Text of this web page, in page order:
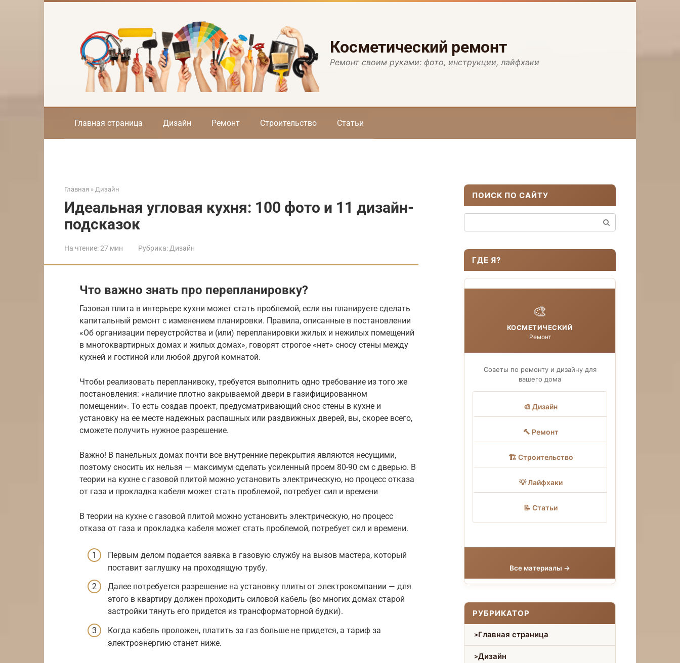
Косметический ремонт
Ремонт своим руками: фото, инструкции, лайфхаки
Главная страница Дизайн Ремонт Строительство Статьи
Главная » Дизайн
Идеальная угловая кухня: 100 фото и 11 дизайн-
подсказок
На чтение:27 мин Рубрика: Дизайн
Что важно знать про перепланировку?
Газовая плита в интерьере кухни может стать проблемой, если вы планируете сделать
капитальный ремонт с изменением планировки. Правила, описанные в постановлении
«Об организации переустройства и (или) перепланировки жилых и нежилых помещений
в многоквартирных домах и жилых домах», говорят строгое «нет» сносу стены между
кухней и гостиной или любой другой комнатой.
Чтобы реализовать перепланивоку, требуется выполнить одно требование из того же
постановления: «наличие плотно закрываемой двери в газифицированном
помещении». То есть создав проект, предусматривающий снос стены в кухне и
установку на ее месте надежных распашных или раздвижных дверей, вы, скорее всего,
сможете получить нужное разрешение.
Важно! В панельных домах почти все внутренние перекрытия являются несущими,
поэтому сносить их нельзя — максимум сделать усиленный проем 80-90 см с дверью. В
теории на кухне с газовой плитой можно установить электрическую, но процесс отказа
от газа и прокладка кабеля может стать проблемой, потребует сил и времени
В теории на кухне с газовой плитой можно установить электрическую, но процесс
отказа от газа и прокладка кабеля может стать проблемой, потребует сил и времени.
Первым делом подается заявка в газовую службу на вызов мастера, который
поставит заглушку на проходящую трубу.
Далее потребуется разрешение на установку плиты от электрокомпании — для
этого в квартиру должен проходить силовой кабель (во многих домах старой
застройки тянуть его придется из трансформаторной будки).
Когда кабель проложен, платить за газ больше не придется, а тариф за
электроэнергию станет ниже.
ПОИСК ПО САЙТУ
ГДЕ Я?
🎨
КОСМЕТИЧЕСКИЙ
Ремонт
Советы по ремонту и дизайну для
вашего дома
🎨 Дизайн
🔨 Ремонт
🏗 Строительство
💡 Лайфхаки
📝 Статьи
Все материалы →
РУБРИКАТОР
Главная страница
Дизайн